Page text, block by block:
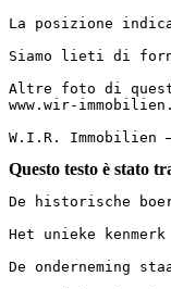
La posizione
Siamo lieti di
Altre foto di
www.wir-
W.I.R.
Questo testo è stato
De historische
Het unieke
De onderneming